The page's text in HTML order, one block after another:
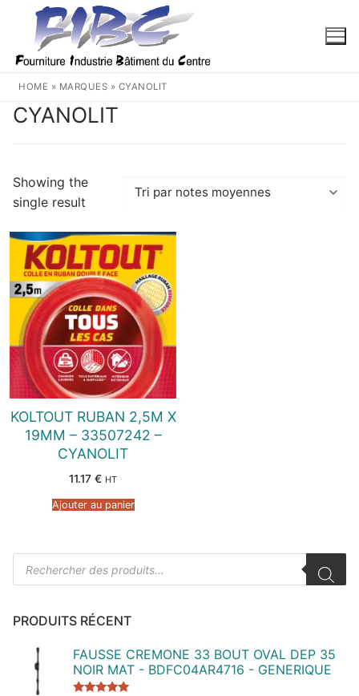
contenu
HOME » MARQUES » CYANOLIT
CYANOLIT
Showing the
single result
KOLTOUT RUBAN 2,5M X
19MM – 33507242 –
CYANOLIT
11.17 € HT
Ajouter au panier
Recherche
de
produits
PRODUITS RÉCENT
FAUSSE CREMONE 33 BOUT OVAL DEP 35
NOIR MAT - BDFC04AR4716 - GENERIQUE